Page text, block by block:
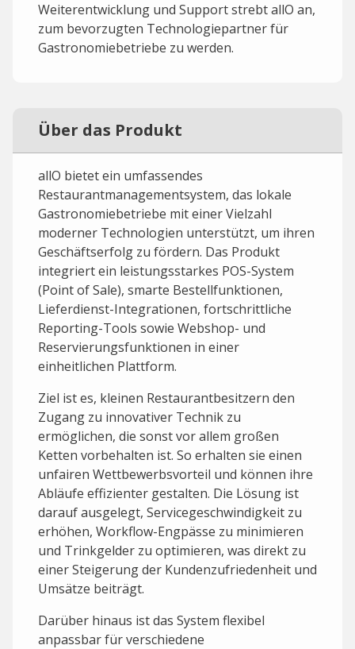
Weiterentwicklung und Support strebt allO an,
zum bevorzugten Technologiepartner für
Gastronomiebetriebe zu werden.
Über das Produkt
allO bietet ein umfassendes
Restaurantmanagementsystem, das lokale
Gastronomiebetriebe mit einer Vielzahl
moderner Technologien unterstützt, um ihren
Geschäftserfolg zu fördern. Das Produkt
integriert ein leistungsstarkes POS-System
(Point of Sale), smarte Bestellfunktionen,
Lieferdienst-Integrationen, fortschrittliche
Reporting-Tools sowie Webshop- und
Reservierungsfunktionen in einer
einheitlichen Plattform.
Ziel ist es, kleinen Restaurantbesitzern den
Zugang zu innovativer Technik zu
ermöglichen, die sonst vor allem großen
Ketten vorbehalten ist. So erhalten sie einen
unfairen Wettbewerbsvorteil und können ihre
Abläufe effizienter gestalten. Die Lösung ist
darauf ausgelegt, Servicegeschwindigkeit zu
erhöhen, Workflow-Engpässe zu minimieren
und Trinkgelder zu optimieren, was direkt zu
einer Steigerung der Kundenzufriedenheit und
Umsätze beiträgt.
Darüber hinaus ist das System flexibel
anpassbar für verschiedene